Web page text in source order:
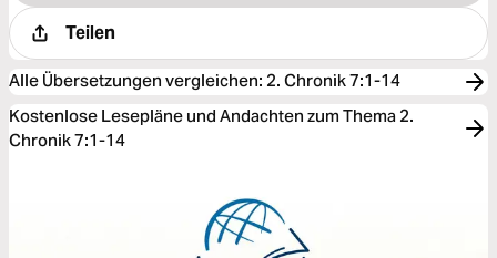
Teilen
Alle Übersetzungen vergleichen: 2. Chronik 7:1-14
Kostenlose Lesepläne und Andachten zum Thema 2.
Chronik 7:1-14